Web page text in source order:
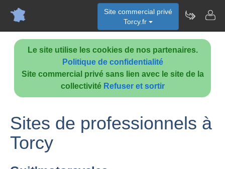
Le site utilise les cookies de nos partenaires.
Politique de confidentialité
Site commercial privé sans lien avec le site de la
collectivité Refuser et sortir
Site commercial privé
Torcy.fr
Sites de professionnels à
Torcy